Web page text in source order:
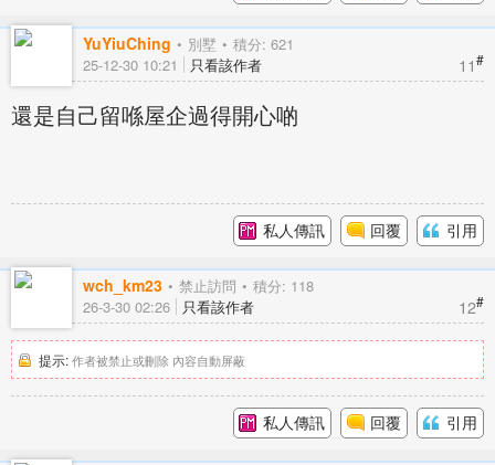
YuYiuChing 別墅 積分: 621
11#
25-12-30 10:21 只看該作者
還是自己留喺屋企過得開心啲
私人傳訊 回覆 引用
wch_km23 禁止訪問 積分: 118
12#
26-3-30 02:26 只看該作者
提示: 作者被禁止或刪除 內容自動屏蔽
私人傳訊 回覆 引用